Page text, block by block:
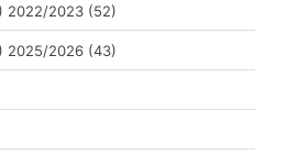
2022/2023 (52)
2025/2026 (43)